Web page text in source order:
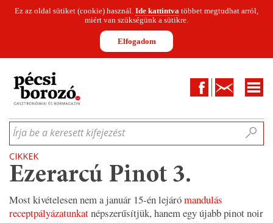
Ez az oldal sütiket (cookie) használ. Ide kattintva többet megtudhat arról,
miért van szükségünk a sütikre.
Elfogadom
FacebookKapcsolat
CIKKEKHÍREKINFOGRAFIKÁKMUNKATÁRSAKWINESOFA
Írja be a keresett kifejezést
CIKKEK
Ezerarcú Pinot 3.
Most kivételesen nem a január 15-én lejárómandulás
receptpályázatunkatnépszerűsítjük, hanem egy újabb pinot noir